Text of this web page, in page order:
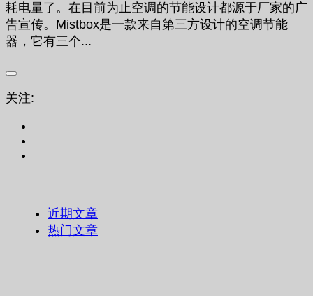
耗电量了。在目前为止空调的节能设计都源于厂家的广
告宣传。Mistbox是一款来自第三方设计的空调节能
器，它有三个...
关注:
近期文章
热门文章